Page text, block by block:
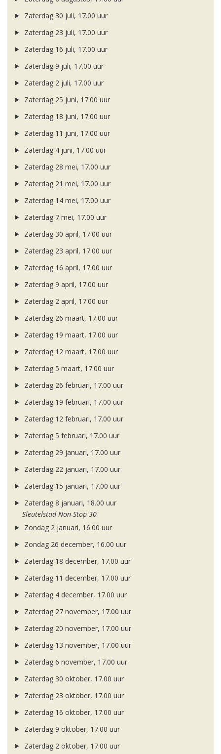
Zaterdag 30 juli, 17.00 uur
Zaterdag 23 juli, 17.00 uur
Zaterdag 16 juli, 17.00 uur
Zaterdag 9 juli, 17.00 uur
Zaterdag 2 juli, 17.00 uur
Zaterdag 25 juni, 17.00 uur
Zaterdag 18 juni, 17.00 uur
Zaterdag 11 juni, 17.00 uur
Zaterdag 4 juni, 17.00 uur
Zaterdag 28 mei, 17.00 uur
Zaterdag 21 mei, 17.00 uur
Zaterdag 14 mei, 17.00 uur
Zaterdag 7 mei, 17.00 uur
Zaterdag 30 april, 17.00 uur
Zaterdag 23 april, 17.00 uur
Zaterdag 16 april, 17.00 uur
Zaterdag 9 april, 17.00 uur
Zaterdag 2 april, 17.00 uur
Zaterdag 26 maart, 17.00 uur
Zaterdag 19 maart, 17.00 uur
Zaterdag 12 maart, 17.00 uur
Zaterdag 5 maart, 17.00 uur
Zaterdag 26 februari, 17.00 uur
Zaterdag 19 februari, 17.00 uur
Zaterdag 12 februari, 17.00 uur
Zaterdag 5 februari, 17.00 uur
Zaterdag 29 januari, 17.00 uur
Zaterdag 22 januari, 17.00 uur
Zaterdag 15 januari, 17.00 uur
Zaterdag 8 januari, 18.00 uur
Sleutelstad Non-Stop 30
Zondag 2 januari, 16.00 uur
Zondag 26 december, 16.00 uur
Zaterdag 18 december, 17.00 uur
Zaterdag 11 december, 17.00 uur
Zaterdag 4 december, 17.00 uur
Zaterdag 27 november, 17.00 uur
Zaterdag 20 november, 17.00 uur
Zaterdag 13 november, 17.00 uur
Zaterdag 6 november, 17.00 uur
Zaterdag 30 oktober, 17.00 uur
Zaterdag 23 oktober, 17.00 uur
Zaterdag 16 oktober, 17.00 uur
Zaterdag 9 oktober, 17.00 uur
Zaterdag 2 oktober, 17.00 uur